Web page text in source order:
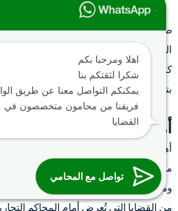
صياغة العقد التجاري بشكل احترافي لا
العلاقة القانونية، بل تمنح الثقة
كل بند يجب أن يُصاغ بدقة ويُراجع باحتراف مع
بتطبيق شروط العقد التجاري في كل
أهمية مراجعة شروط
أهمية مراجعة شروط العقد التجاري لا يمكن
من الأحوال، فهي الخطوة الفاصلة بين علاقة
ومستقرة، وبين عقد مُفخخ بالنزاعات
من القضايا التي تُعرض أمام المحاكم
تواصل مع المحامي
اهلا ومرحبا بكم
شكرا لثقتكم بنا
يمكنكم التواصل معنا عن طريق
فريقنا من محامون متخصصون في
القضايا